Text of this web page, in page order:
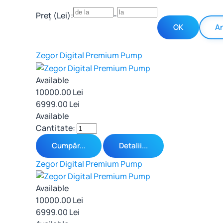
Preț (Lei): -
Zegor Digital Premium Pump
Available
10000.00 Lei
6999.00 Lei
Available
Cantitate:
Cumpăr... Detalii...
Zegor Digital Premium Pump
Available
10000.00 Lei
6999.00 Lei